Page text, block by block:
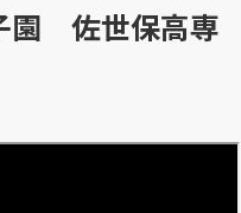
園 佐世保高専